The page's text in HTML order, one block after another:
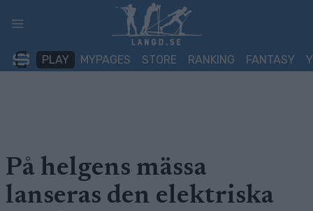
PLAY MYPAGES STORE RANKING FANTASY
På helgens mässa
lanseras den elektriska